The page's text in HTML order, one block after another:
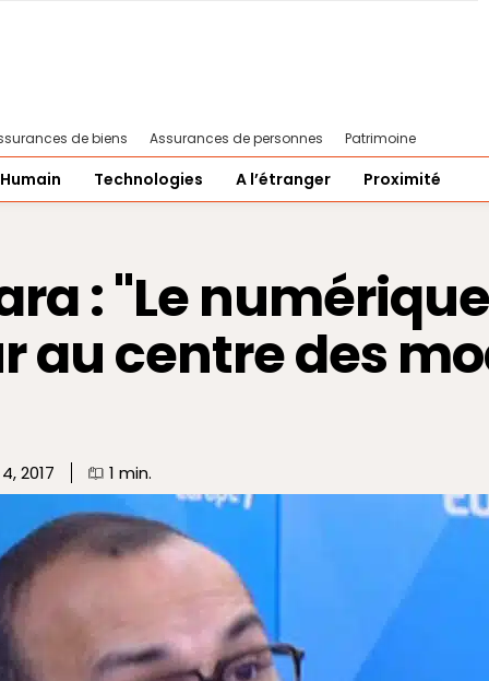
de biens Assurances de personnes Patrimoine
Technologies A l’étranger Proximité
: "Le
centre des
2017 1 min.